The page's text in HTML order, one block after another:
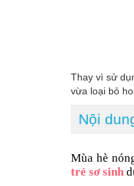
Thay vì sử
vừa loại bỏ
Nội
Mùa hè
trẻ sơ sinh